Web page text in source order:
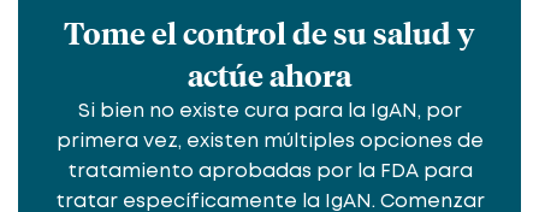
Tome el control de su salud y
actúe ahora
Si bien no existe cura para la IgAN, por
primera vez, existen múltiples opciones de
tratamiento aprobadas por la FDA para
tratar específicamente la IgAN. Comenzar